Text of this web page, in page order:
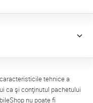
tehnice a
ca şi conţinutul pachetului
nu poate fi